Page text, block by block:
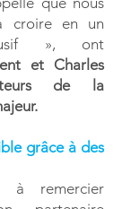
croire en un
», ont
et Charles
de la
grâce à des
à remercier